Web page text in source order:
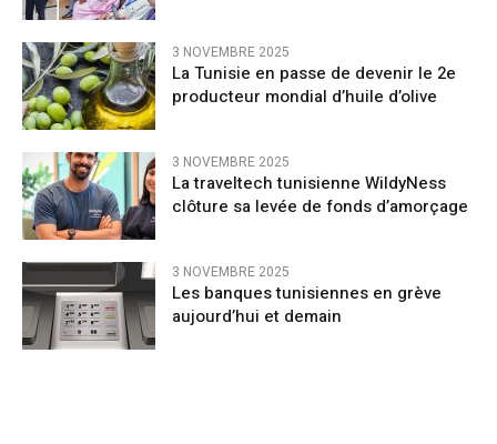
3 NOVEMBRE 2025
La Tunisie en passe de devenir le 2e
producteur mondial d’huile d’olive
3 NOVEMBRE 2025
La traveltech tunisienne WildyNess
clôture sa levée de fonds d’amorçage
3 NOVEMBRE 2025
Les banques tunisiennes en grève
aujourd’hui et demain